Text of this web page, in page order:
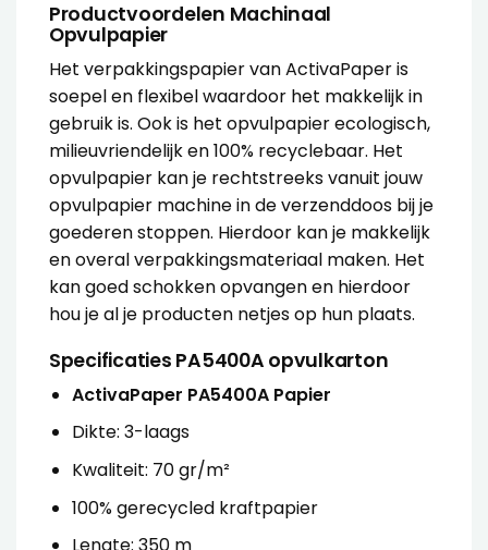
Productvoordelen Machinaal
Opvulpapier
Het verpakkingspapier van ActivaPaper is
soepel en flexibel waardoor het makkelijk in
gebruik is. Ook is het opvulpapier ecologisch,
milieuvriendelijk en 100% recyclebaar. Het
opvulpapier kan je rechtstreeks vanuit jouw
opvulpapier machine in de verzenddoos bij je
goederen stoppen. Hierdoor kan je makkelijk
en overal verpakkingsmateriaal maken. Het
kan goed schokken opvangen en hierdoor
hou je al je producten netjes op hun plaats.
Specificaties PA5400A opvulkarton
ActivaPaper PA5400A Papier
Dikte: 3-laags
Kwaliteit: 70 gr/m²
100% gerecycled kraftpapier